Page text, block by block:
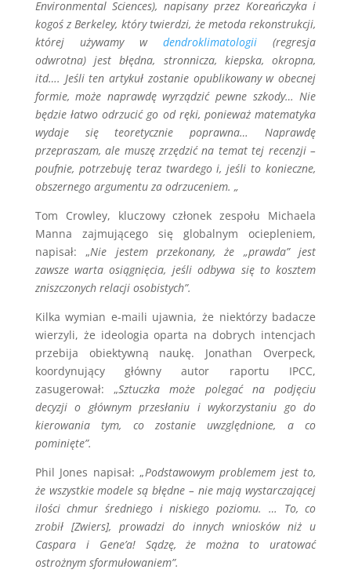
Environmental Sciences), napisany przez Koreańczyka i
kogoś z Berkeley, który twierdzi, że metoda rekonstrukcji,
której używamy wdendroklimatologii (regresja
odwrotna) jest błędna, stronnicza, kiepska, okropna,
itd…. Jeśli ten artykuł zostanie opublikowany w obecnej
formie, może naprawdę wyrządzić pewne szkody… Nie
będzie łatwo odrzucić go od ręki, ponieważ matematyka
wydaje się teoretycznie poprawna… Naprawdę
przepraszam, ale muszę zrzędzić na temat tej recenzji –
poufnie, potrzebuję teraz twardego i, jeśli to konieczne,
obszernego argumentu za odrzuceniem. „
Tom Crowley, kluczowy członek zespołu Michaela
Manna zajmującego się globalnym ociepleniem,
napisał: „Nie jestem przekonany, że „prawda” jest
zawsze warta osiągnięcia, jeśli odbywa się to kosztem
zniszczonych relacji osobistych”.
Kilka wymian e-maili ujawnia, że niektórzy badacze
wierzyli, że ideologia oparta na dobrych intencjach
przebija obiektywną naukę. Jonathan Overpeck,
koordynujący główny autor raportu IPCC,
zasugerował: „Sztuczka może polegać na podjęciu
decyzji o głównym przesłaniu i wykorzystaniu go do
kierowania tym, co zostanie uwzględnione, a co
pominięte”.
Phil Jones napisał: „Podstawowym problemem jest to,
że wszystkie modele są błędne – nie mają wystarczającej
ilości chmur średniego i niskiego poziomu. … To, co
zrobił [Zwiers], prowadzi do innych wniosków niż u
Caspara i Gene’a! Sądzę, że można to uratować
ostrożnym sformułowaniem”.